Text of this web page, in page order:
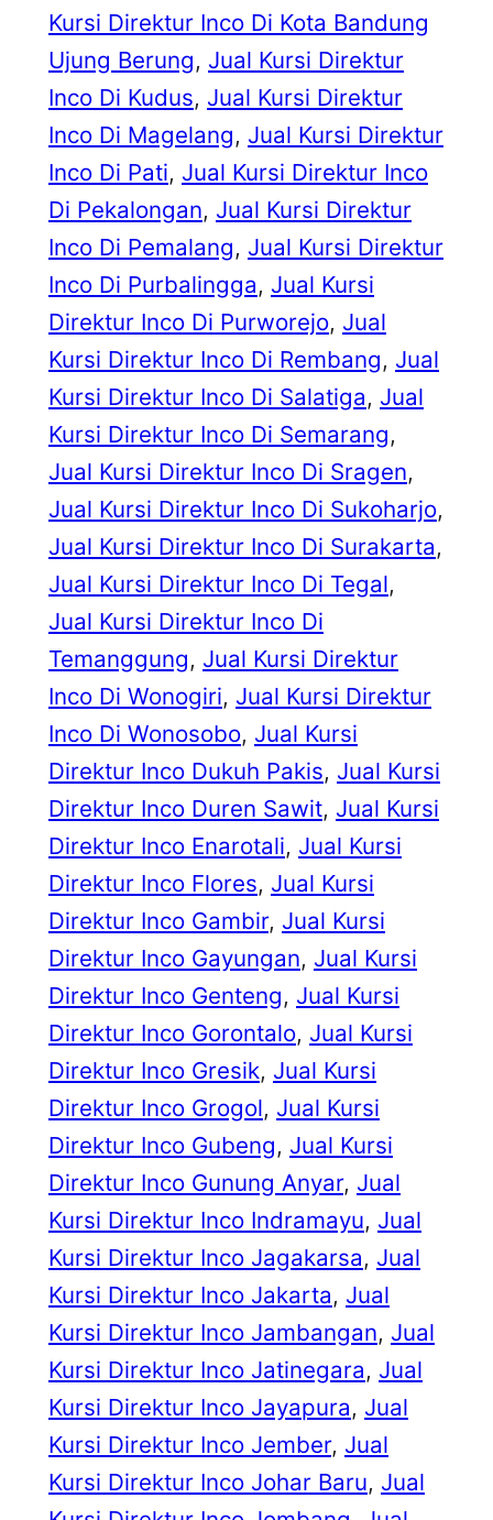
Kursi Direktur Inco Di Kota Bandung
Ujung Berung, Jual Kursi Direktur
Inco Di Kudus, Jual Kursi Direktur
Inco Di Magelang, Jual Kursi Direktur
Inco Di Pati, Jual Kursi Direktur Inco
Di Pekalongan, Jual Kursi Direktur
Inco Di Pemalang, Jual Kursi Direktur
Inco Di Purbalingga, Jual Kursi
Direktur Inco Di Purworejo, Jual
Kursi Direktur Inco Di Rembang, Jual
Kursi Direktur Inco Di Salatiga, Jual
Kursi Direktur Inco Di Semarang
Jual Kursi Direktur Inco Di Sragen
Jual Kursi Direktur Inco Di Sukoharjo
Jual Kursi Direktur Inco Di Surakarta
Jual Kursi Direktur Inco Di Tegal
Jual Kursi Direktur Inco Di
Temanggung, Jual Kursi Direktur
Inco Di Wonogiri, Jual Kursi Direktur
Inco Di Wonosobo, Jual Kursi
Direktur Inco Dukuh Pakis, Jual Kursi
Direktur Inco Duren Sawit, Jual Kursi
Direktur Inco Enarotali, Jual Kursi
Direktur Inco Flores, Jual Kursi
Direktur Inco Gambir, Jual Kursi
Direktur Inco Gayungan, Jual Kursi
Direktur Inco Genteng, Jual Kursi
Direktur Inco Gorontalo, Jual Kursi
Direktur Inco Gresik, Jual Kursi
Direktur Inco Grogol, Jual Kursi
Direktur Inco Gubeng, Jual Kursi
Direktur Inco Gunung Anyar, Jual
Kursi Direktur Inco Indramayu, Jual
Kursi Direktur Inco Jagakarsa, Jual
Kursi Direktur Inco Jakarta, Jual
Kursi Direktur Inco Jambangan, Jual
Kursi Direktur Inco Jatinegara, Jual
Kursi Direktur Inco Jayapura, Jual
Kursi Direktur Inco Jember, Jual
Kursi Direktur Inco Johar Baru, Jual